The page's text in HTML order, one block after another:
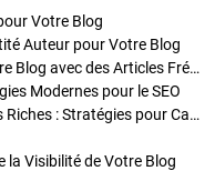
Votre Blog
Auteur pour Votre Blog
Stratégies de Publication : Boostez Votre Blog avec des Articles Fréquents et Exclusifs
Modernes pour le SEO
Enrichir Vos Articles avec des Contenus Riches : Stratégies pour Captiver et Optimiser
la Visibilité de Votre Blog